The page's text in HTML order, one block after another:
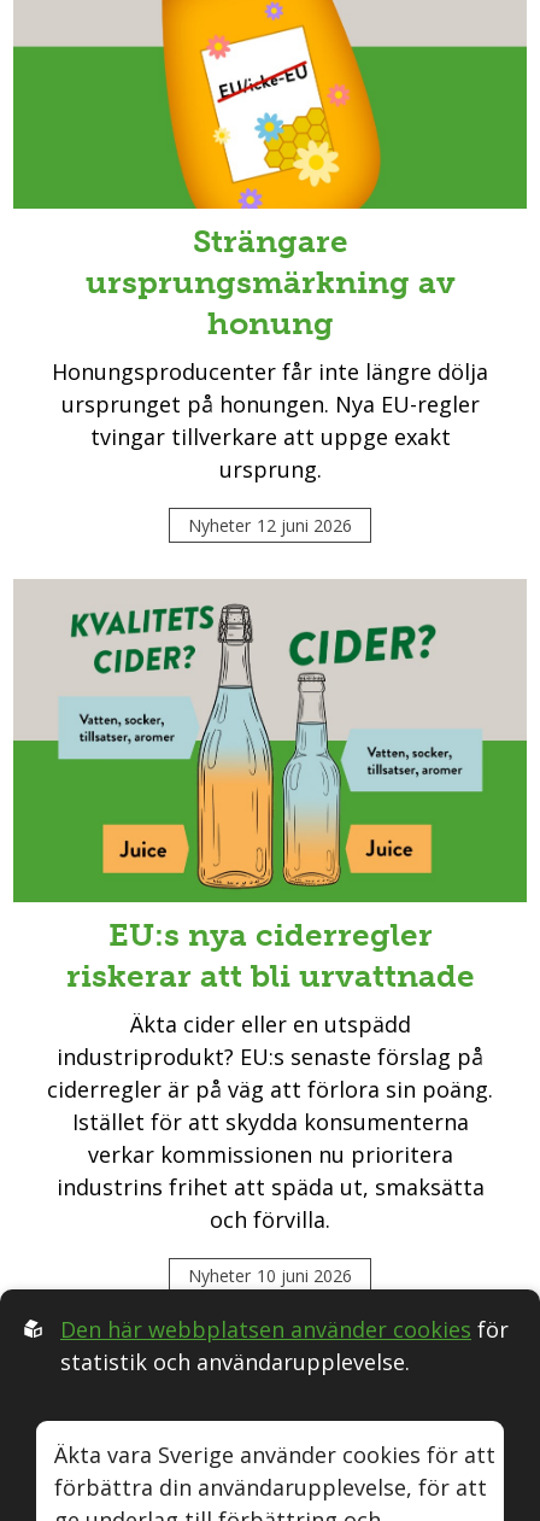
Strängare
ursprungsmärkning av
honung
Honungsproducenter får inte längre dölja
ursprunget på honungen. Nya EU-regler
tvingar tillverkare att uppge exakt
ursprung.
Nyheter 12 juni 2026
EU:s nya ciderregler
riskerar att bli urvattnade
Äkta cider eller en utspädd
industriprodukt? EU:s senaste förslag på
ciderregler är på väg att förlora sin poäng.
Istället för att skydda konsumenterna
verkar kommissionen nu prioritera
industrins frihet att späda ut, smaksätta
och förvilla.
Nyheter 10 juni 2026
Följ oss i Sociala medier:
Äkta varaNaturvinInstagramYoutube
Den här webbplatsen använder cookies för
statistik och användarupplevelse.
Äkta vara Sverige använder cookies för att
förbättra din användarupplevelse, för att